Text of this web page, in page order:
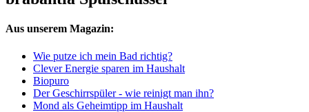
Aus unserem Magazin:
Wie putze ich mein Bad richtig?
Clever Energie sparen im Haushalt
Biopuro
Der Geschirrspüler - wie reinigt man ihn?
Mond als Geheimtipp im Haushalt